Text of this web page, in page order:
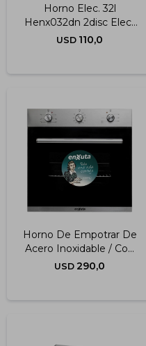
Horno Elec. 32l
Henx032dn 2disc Elect
Ng
USD 110,0
Horno De Empotrar De
Acero Inoxidable / Con
Convección
USD 290,0